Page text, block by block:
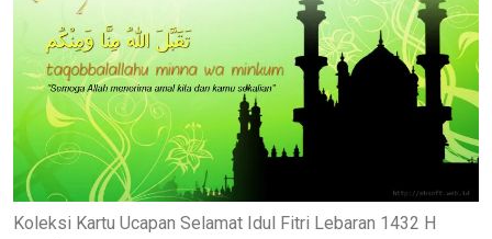
Koleksi Kartu Ucapan Selamat Idul Fitri Lebaran 1432 H